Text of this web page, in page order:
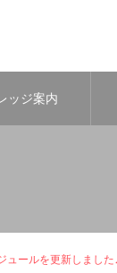
ッジ案内
ュールを更新しまし